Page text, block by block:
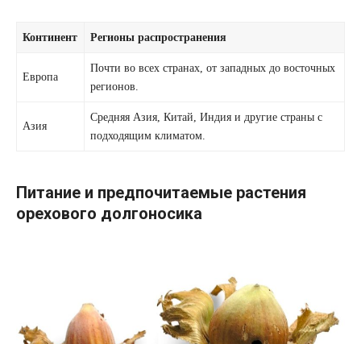
Континент Регионы распространения
Европа
Почти во всех странах, от западных до восточных
регионов.
Азия
Средняя Азия, Китай, Индия и другие страны с
подходящим климатом.
Питание и предпочитаемые растения
орехового долгоносика